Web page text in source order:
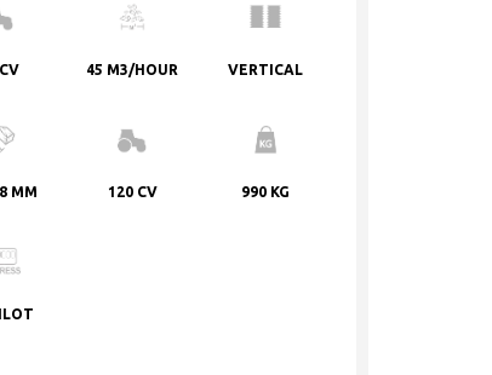
45 M3/HOUR VERTICAL
MM 120 CV 990 KG